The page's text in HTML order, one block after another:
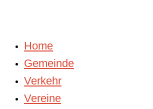
Home
Gemeinde
Verkehr
Vereine